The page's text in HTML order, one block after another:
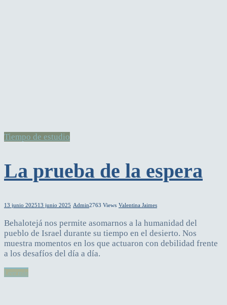
Tiempo de estudio
La prueba de la espera
13 junio 202513 junio 2025 Admin2763 Views Valentina Jaimes
Behalotejá nos permite asomarnos a la humanidad del
pueblo de Israel durante su tiempo en el desierto. Nos
muestra momentos en los que actuaron con debilidad frente
a los desafíos del día a día.
Leer más